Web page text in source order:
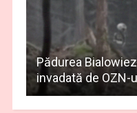
Pădurea
invadată de OZN-